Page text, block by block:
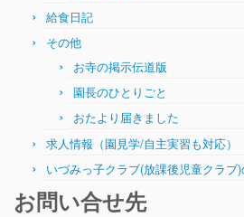
給食日記
その他
お寺の掲示伝道版
園長のひとりごと
おたより届きました
求人情報（園見学/自主実習も対応）
いづみっ子クラブ(放課後児童クラブ
お問い合せ先